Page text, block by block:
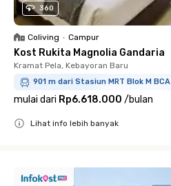
360
Coliving • Campur
Kost Rukita Magnolia Gandaria
Kramat Pela, Kebayoran Baru
901 m dari Stasiun MRT Blok M BCA
mulai dari Rp6.618.000 /bulan
Lihat info lebih banyak